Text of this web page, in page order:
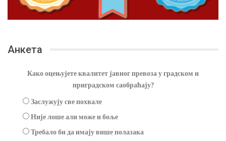
Анкета
Како оцењујете квалитет јавног превоза у градском и
приградском саобраћају?
Заслужују све похвале
Није лоше али може и боље
Требало би да имају више полазака